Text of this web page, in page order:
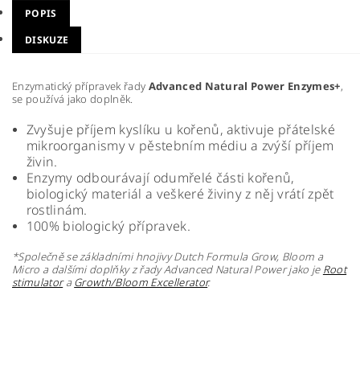
POPIS
DISKUZE
Enzymatický přípravek řady Advanced Natural Power Enzymes+,
se používá jako doplněk.
Zvyšuje příjem kyslíku u kořenů, aktivuje přátelské
mikroorganismy v pěstebním médiu a zvýší příjem
živin.
Enzymy odbourávají odumřelé části kořenů,
biologický materiál a veškeré živiny z něj vrátí zpět
rostlinám.
100% biologický přípravek.
*Společně se základními hnojivy Dutch Formula Grow, Bloom a
Micro a dalšími doplňky z řady Advanced Natural Power jako je Root
stimulatoraGrowth/Bloom Excellerator.